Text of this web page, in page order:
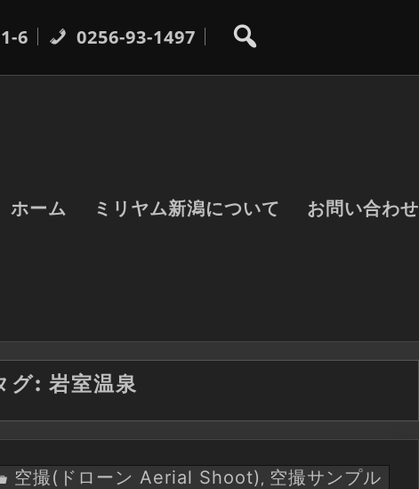
6 0256-93-1497
ホーム ミリヤム新潟について お問い合わせ
グ: 岩室温泉
空撮(ドローン Aerial Shoot) , 空撮サンプル